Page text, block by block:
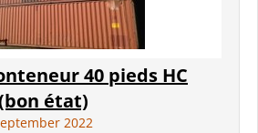
40 pieds HC
état)
2022